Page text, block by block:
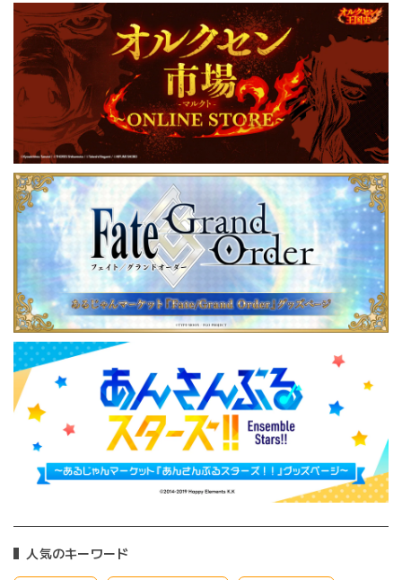
人気のキーワード